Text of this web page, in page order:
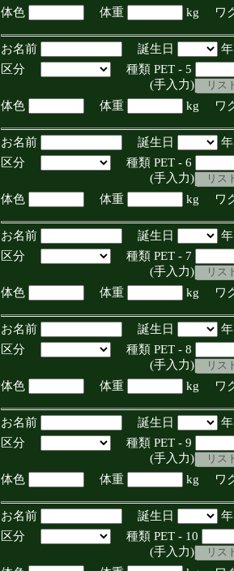
体色
体重 kg ワ
お名前 誕生日
区分
種類 PET - 5
(手入力)
体色
体重 kg ワ
お名前 誕生日
区分
種類 PET - 6
(手入力)
体色
体重 kg ワ
お名前 誕生日
区分
種類 PET - 7
(手入力)
体色
体重 kg ワ
お名前 誕生日
区分
種類 PET - 8
(手入力)
体色
体重 kg ワ
お名前 誕生日
区分
種類 PET - 9
(手入力)
体色
体重 kg ワ
お名前 誕生日
区分
種類 PET - 10
(手入力)